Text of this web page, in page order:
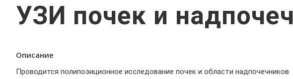
УЗИ почек и
Описание
Проводится полипозиционное исследование почек и области надпочечников.